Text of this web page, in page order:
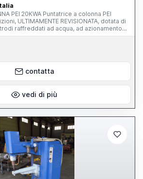
PEI 20KWA Puntatrice a colonna PEI
ULTIMAMENTE REVISIONATA, dotata di
raffreddati ad acqua, ad azionamento
FUNZIONANTE!
contatta
vedi di più